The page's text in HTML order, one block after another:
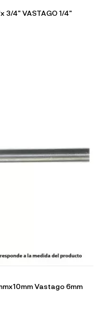
3/4" VASTAGO 1/4"
Vastago 6mm